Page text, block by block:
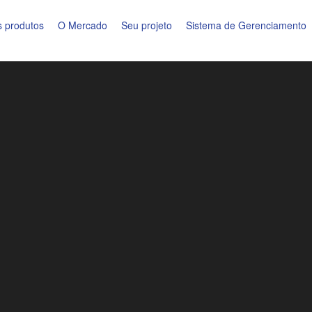
produtos O Mercado Seu projeto Sistema de Gerenciamento